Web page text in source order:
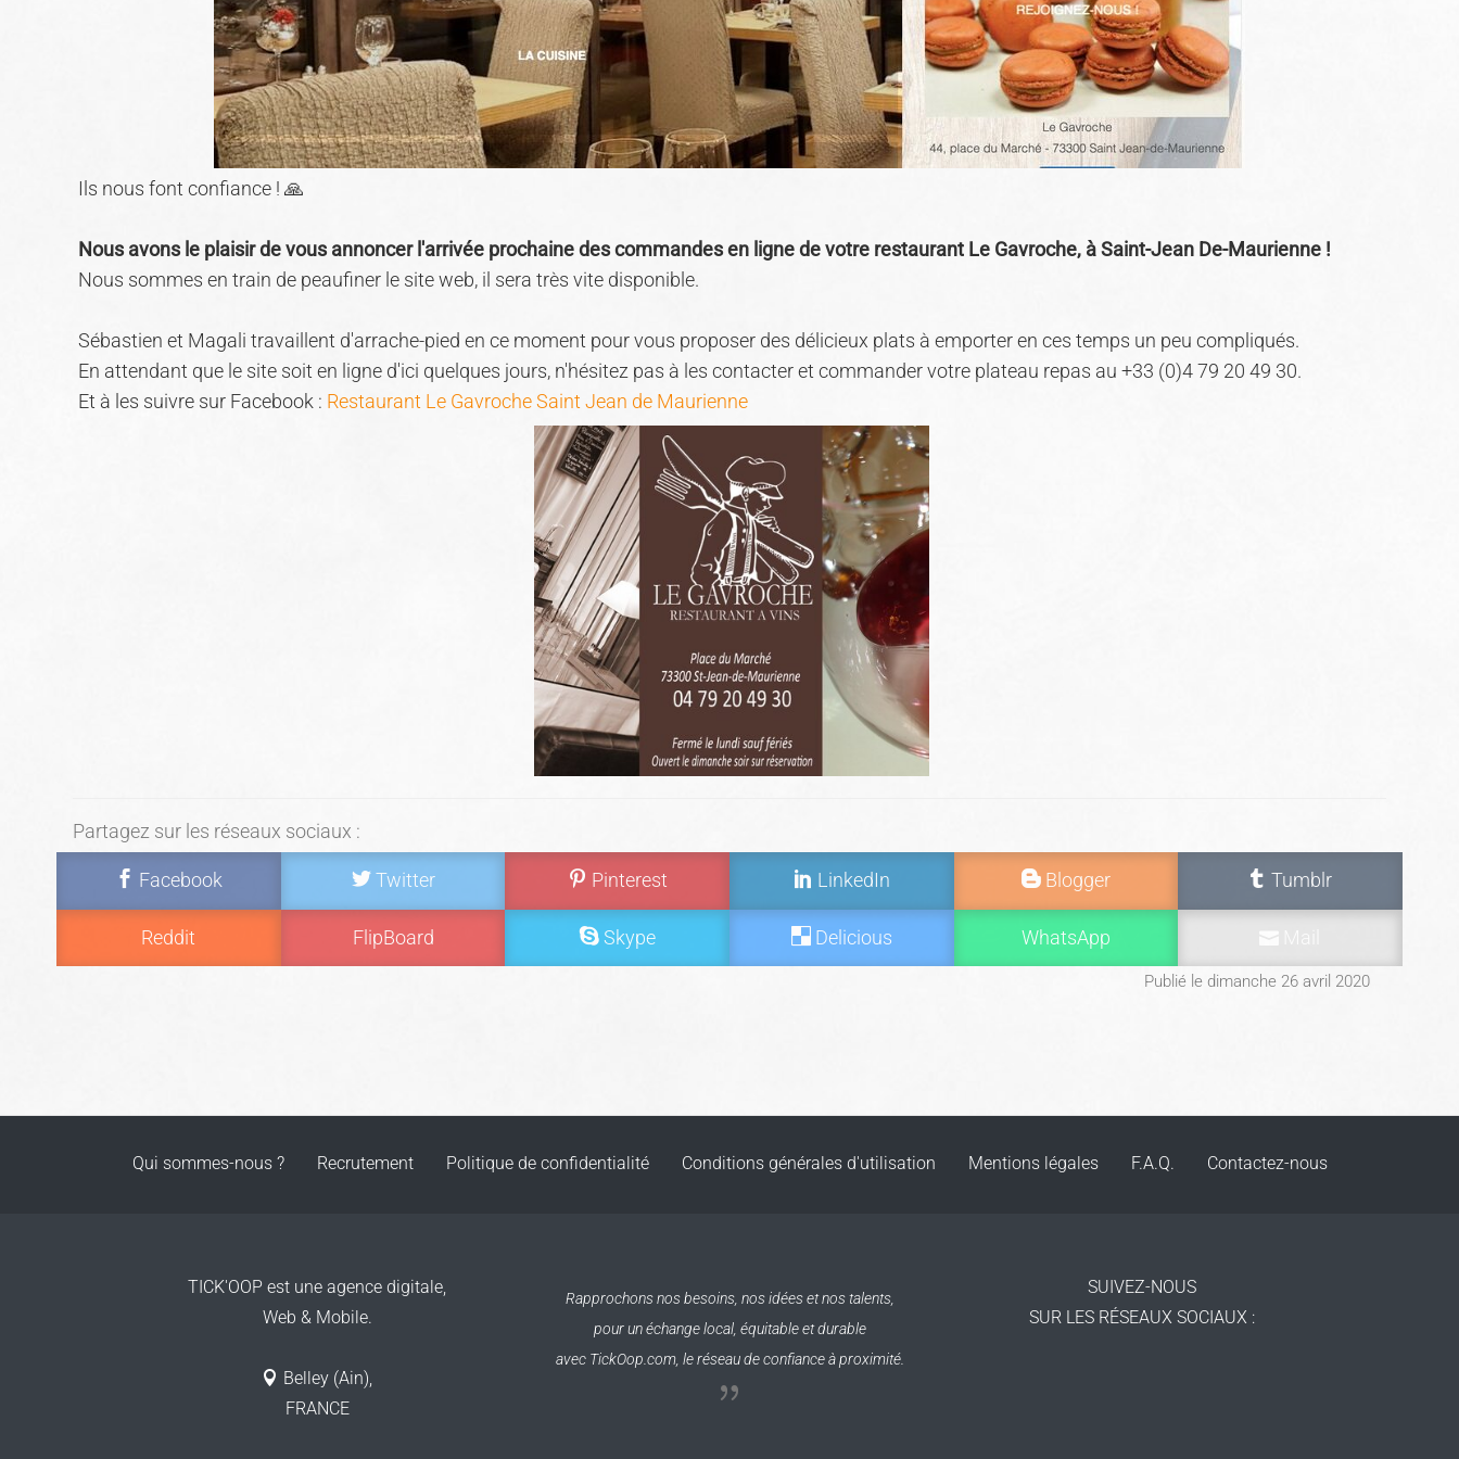
Ils nous font confiance ! 🙏
Nous avons le plaisir de vous annoncer l'arrivée prochaine des commandes en ligne de votre restaurant Le Gavroche, à Saint-Jean De-Maurienne !
Nous sommes en train de peaufiner le site web, il sera très vite disponible.
Sébastien et Magali travaillent d'arrache-pied en ce moment pour vous proposer des délicieux plats à emporter en ces temps un peu compliqués.
En attendant que le site soit en ligne d'ici quelques jours, n'hésitez pas à les contacter et commander votre plateau repas au +33 (0)4 79 20 49 30.
Et à les suivre sur Facebook : Restaurant Le Gavroche Saint Jean de Maurienne
Partagez sur les réseaux sociaux :
Facebook Twitter Pinterest LinkedIn Blogger Tumblr
Reddit FlipBoard Skype Delicious WhatsApp
Publié le dimanche 26 avril 2020
Qui sommes-nous ? Recrutement Politique de confidentialité Conditions générales d'utilisation Mentions légales F.A.Q. Contactez-nous
TICK'OOP est une agence digitale,
Web & Mobile.
Belley (Ain),
FRANCE
Rapprochons nos besoins, nos idées et nos talents,
pour un échange local, équitable et durable
avec TickOop.com, le réseau de confiance à proximité.
SUIVEZ-NOUS
SUR LES RÉSEAUX SOCIAUX :